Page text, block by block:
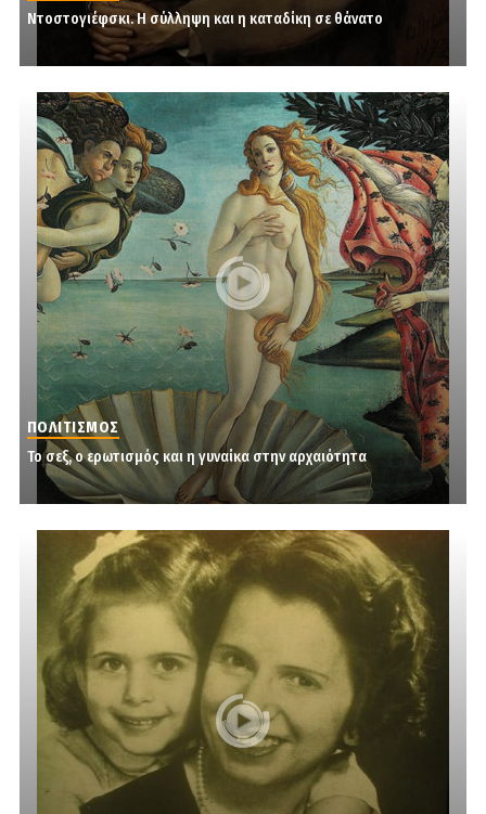
Ντοστογιέφσκι. Η σύλληψη και η καταδίκη σε θάνατο
ΠΟΛΙΤΙΣΜΟΣ
Το σεξ, ο ερωτισμός και η γυναίκα στην αρχαιότητα